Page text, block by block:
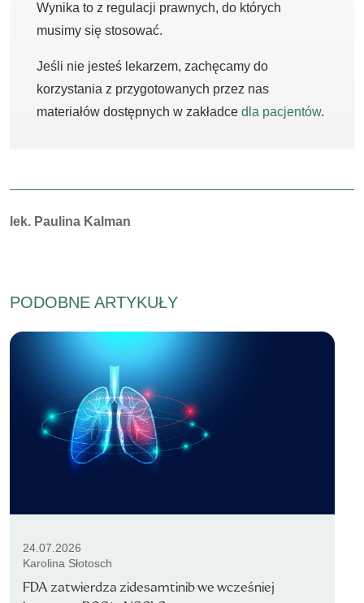
Wynika to z regulacji prawnych, do których
musimy się stosować.
Jeśli nie jesteś lekarzem, zachęcamy do
korzystania z przygotowanych przez nas
materiałów dostępnych w zakładce dla pacjentów.
Autorzy:
lek. Paulina Kalman
PODOBNE ARTYKUŁY
24.07.2026
Karolina Słotosch
FDA zatwierdza zidesamtinib we wcześniej